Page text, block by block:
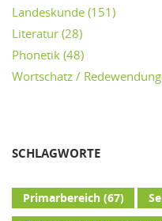
Landeskunde (151)
Literatur (28)
Phonetik (48)
Wortschatz /
SCHLAGWORTE
Primarbereich(67)